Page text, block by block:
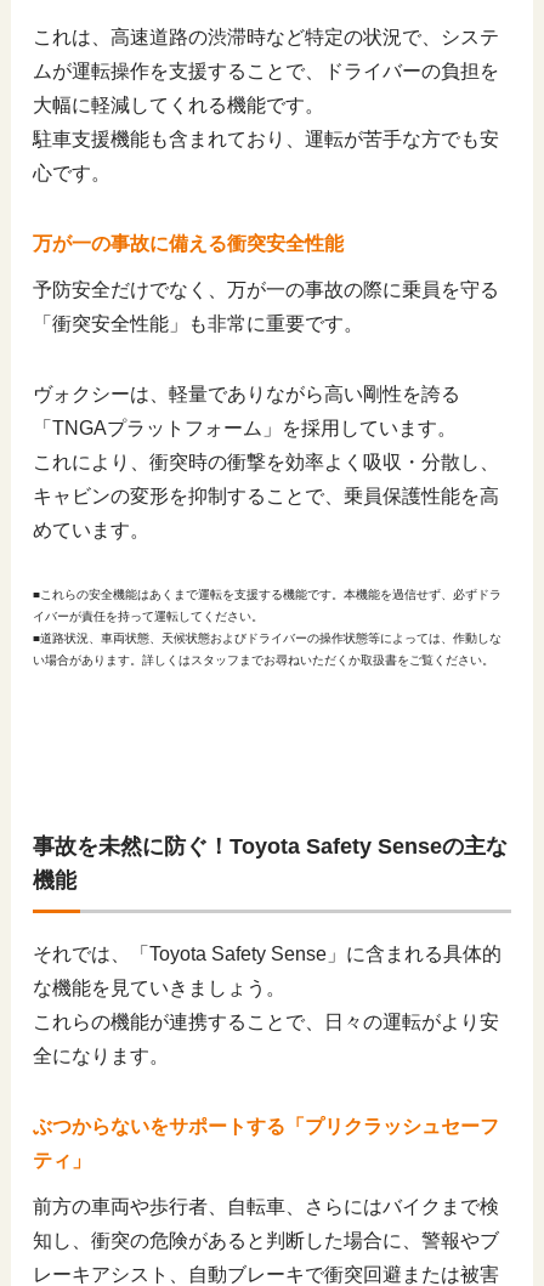
これは、高速道路の渋滞時など特定の状況で、システ
ムが運転操作を支援することで、ドライバーの負担を
大幅に軽減してくれる機能です。
駐車支援機能も含まれており、運転が苦手な方でも安
心です。
万が一の事故に備える衝突安全性能
予防安全だけでなく、万が一の事故の際に乗員を守る
「衝突安全性能」も非常に重要です。
ヴォクシーは、軽量でありながら高い剛性を誇る
「TNGAプラットフォーム」を採用しています。
これにより、衝突時の衝撃を効率よく吸収・分散し、
キャビンの変形を抑制することで、乗員保護性能を高
めています。
■これらの安全機能はあくまで運転を支援する機能です。本機能を過信せず、必ずドラ
イバーが責任を持って運転してください。
■道路状況、車両状態、天候状態およびドライバーの操作状態等によっては、作動しな
い場合があります。詳しくはスタッフまでお尋ねいただくか取扱書をご覧ください。
事故を未然に防ぐ！Toyota Safety Senseの主な
機能
それでは、「Toyota Safety Sense」に含まれる具体的
な機能を見ていきましょう。
これらの機能が連携することで、日々の運転がより安
全になります。
ぶつからないをサポートする「プリクラッシュセーフ
ティ」
前方の車両や歩行者、自転車、さらにはバイクまで検
知し、衝突の危険があると判断した場合に、警報やブ
レーキアシスト、自動ブレーキで衝突回避または被害